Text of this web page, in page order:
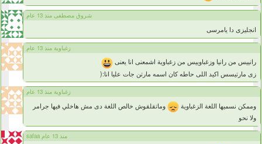
شروق مصطفى منذ 13 عام
انجليزى دا يامرسى
زغباوية منذ 13 عام
رانييس من رانيا وزغباوييس من زغباوية اشمعنى انا يعنى
زى مارتيسس اكيد اللى حاطه كان اسمه مارتن جات عليا انا:(
زغباوية منذ 13 عام
وممكن نسميها اللغة الزغباوية
وماتقلقوش خالص اللغة دى مش هاخلي فيها جرامر
ولا نحو
safaa منذ 13 عام